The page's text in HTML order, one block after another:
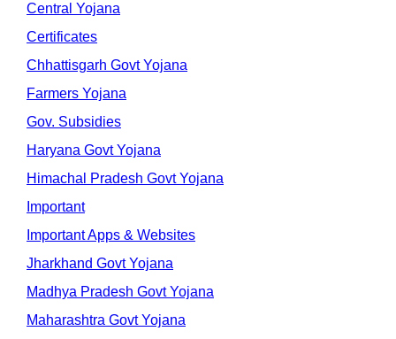
Central Yojana
Certificates
Chhattisgarh Govt Yojana
Farmers Yojana
Gov. Subsidies
Haryana Govt Yojana
Himachal Pradesh Govt Yojana
Important
Important Apps & Websites
Jharkhand Govt Yojana
Madhya Pradesh Govt Yojana
Maharashtra Govt Yojana